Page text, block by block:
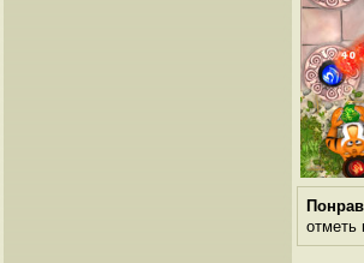
отметь